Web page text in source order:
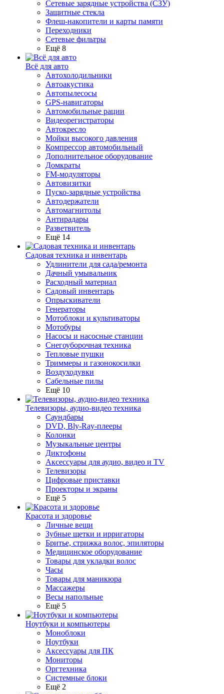
Сетевые зарядные устройства (СЗУ)
Защитные стекла
Флеш-накопители и карты памяти
Переходники
Сетевые фильтры
Ещё 8
Всё для авто
Автохолодильники
Автоакустика
Автопылесосы
GPS-навигаторы
Автомобильные рации
Видеорегистраторы
Автокресло
Мойки высокого давления
Компрессор автомобильный
Дополнительное оборудование
Домкраты
FM-модуляторы
Автовизитки
Пуско-зарядные устройства
Автодержатели
Автомагнитолы
Антирадары
Разветвитель
Ещё 14
Садовая техника и инвентарь
Удлинители для сада/ремонта
Дачный умывальник
Расходный материал
Садовый инвентарь
Опрыскиватели
Генераторы
Мотоблоки и культиваторы
Мотобуры
Насосы и насосные станции
Снегоуборочная техника
Тепловые пушки
Триммеры и газонокосилки
Воздуходувки
Сабельные пилы
Ещё 10
Телевизоры, аудио-видео техника
Саундбары
DVD, Bly-Ray-плееры
Колонки
Музыкальные центры
Диктофоны
Аксессуары для аудио, видео и TV
Телевизоры
Цифровые приставки
Проекторы и экраны
Ещё 5
Красота и здоровье
Личные вещи
Зубные щетки и ирригаторы
Бритье, стрижка волос, эпиляторы
Медицинское оборудование
Товары для укладки волос
Часы
Товары для маникюра
Массажеры
Весы напольные
Ещё 5
Ноутбуки и компьютеры
Моноблоки
Ноутбуки
Аксессуары для ПК
Мониторы
Оргтехника
Системные блоки
Ещё 2